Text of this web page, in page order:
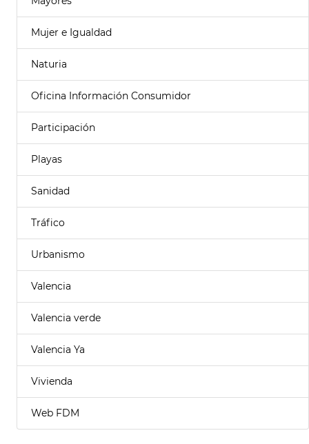
Mujer e Igualdad
Naturia
Oficina Información Consumidor
Participación
Playas
Sanidad
Tráfico
Urbanismo
Valencia
Valencia verde
Valencia Ya
Vivienda
Web FDM